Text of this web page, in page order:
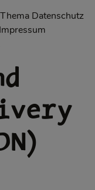
Datenschutz